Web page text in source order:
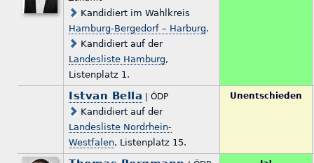
Kandidiert im Wahlkreis
Hamburg-Bergedorf – Harburg.
Kandidiert auf der
Landesliste Hamburg,
Listenplatz 1.
Istvan Bella | ÖDP
Kandidiert auf der
Landesliste Nordrhein-
Westfalen, Listenplatz 15.
Unentschieden